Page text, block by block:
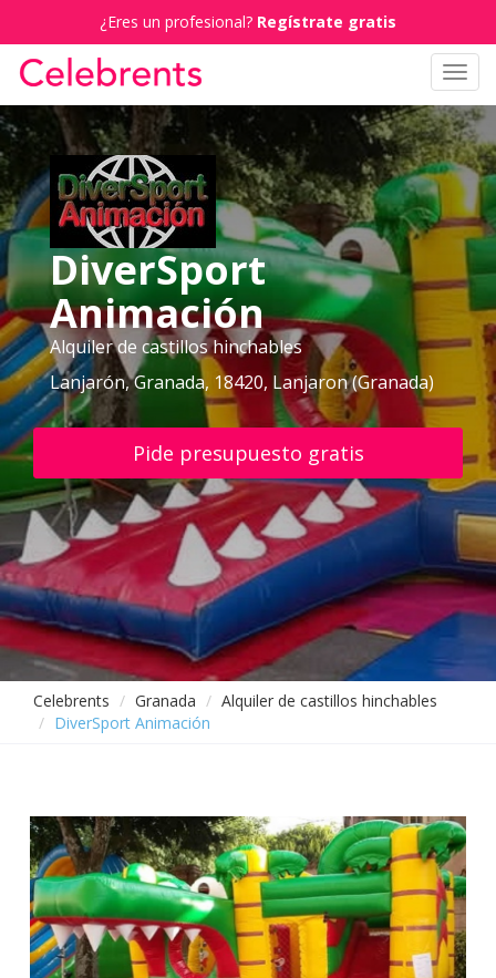
¿Eres un profesional? Regístrate gratis
DiverSport
Animación
Alquiler de castillos hinchables
Lanjarón, Granada, 18420, Lanjaron (Granada)
Pide presupuesto gratis
Celebrents Granada
Alquiler de castillos hinchables
DiverSport Animación